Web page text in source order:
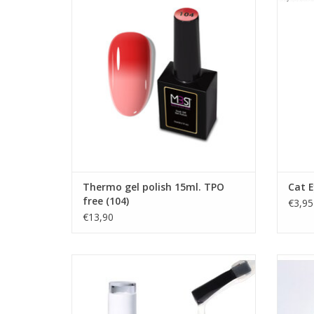
Gel nagellak
Groothandel in nagelproducten
TOEVOEGEN AAN WINKELWAGEN
Thermo gel polish 15ml. TPO
free (104)
€13,90
Cat
€3,95
Topcoat zonder plaklaag 12ml. HEMA &
Blooming gel 12ml. PRO
Groothandel in nagelproducten